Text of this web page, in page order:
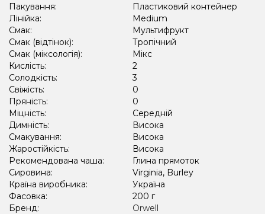
Пакування:
Пластиковий контейнер
Лінійка:
Medium
Смак:
Мультифрукт
Смак (відтінок):
Тропічний
Смак (міксологія):
Мікс
Кислість:
2
Солодкість:
3
Свіжість:
0
Пряність:
0
Міцність:
Середній
Димність:
Висока
Смакування:
Висока
Жаростійкість:
Висока
Рекомендована чаша:
Глина прямоток
Сировина:
Virginia, Burley
Країна виробника:
Україна
Фасовка:
200 г
Бренд:
Orwell